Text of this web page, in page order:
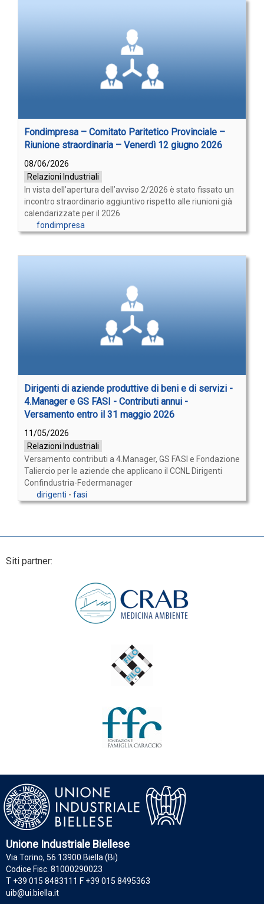
Fondimpresa – Comitato Paritetico Provinciale –
Riunione straordinaria – Venerdì 12 giugno 2026
08/06/2026
Relazioni Industriali
In vista dell’apertura dell’avviso 2/2026 è stato fissato un
incontro straordinario aggiuntivo rispetto alle riunioni già
calendarizzate per il 2026
fondimpresa
Dirigenti di aziende produttive di beni e di servizi -
4.Manager e GS FASI - Contributi annui -
Versamento entro il 31 maggio 2026
11/05/2026
Relazioni Industriali
Versamento contributi a 4.Manager, GS FASI e Fondazione
Taliercio per le aziende che applicano il CCNL Dirigenti
Confindustria-Federmanager
dirigenti - fasi
Siti partner:
Unione Industriale Biellese
Via Torino, 56 13900 Biella (Bi)
Codice Fisc. 81000290023
T +39 015 8483111 F +39 015 8495363
uib@ui.biella.it